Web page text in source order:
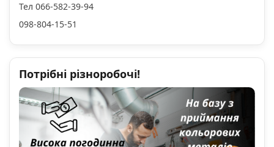
Тел 066-582-39-94
098-804-15-51
Потрібні різноробочі!